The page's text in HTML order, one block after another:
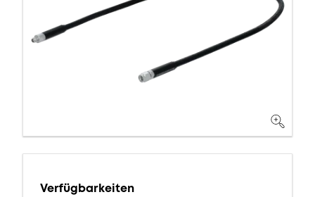
Verfügbarkeiten